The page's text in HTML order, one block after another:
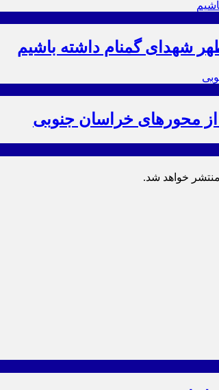
شهدای گمنام داشته باشیم
خواهد شد.